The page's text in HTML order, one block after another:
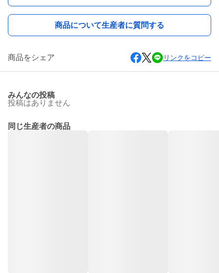
商品について生産者に質問する
商品をシェア リンクをコピー
みんなの投稿
投稿はありません
同じ生産者の商品